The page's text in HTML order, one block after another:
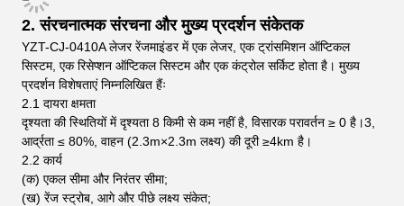
2. संरचनात्मक संरचना और मुख्य प्रदर्शन संकेतक
YZT-CJ-0410A लेजर रेंजमाइंडर में एक लेजर, एक ट्रांसमिशन ऑप्टिकल
सिस्टम, एक रिसेप्शन ऑप्टिकल सिस्टम और एक कंट्रोल सर्किट होता है। मुख्य
प्रदर्शन विशेषताएं निम्नलिखित हैंः
2.1 दायरा क्षमता
दृश्यता की स्थितियों में दृश्यता 8 किमी से कम नहीं है, विसारक परावर्तन ≥ 0 है।3,
आर्द्रता ≤ 80%, वाहन (2.3m×2.3m लक्ष्य) की दूरी ≥4km है।
2.2 कार्य
(क) एकल सीमा और निरंतर सीमा;
(ख) रेंज स्ट्रोब, आगे और पीछे लक्ष्य संकेत;